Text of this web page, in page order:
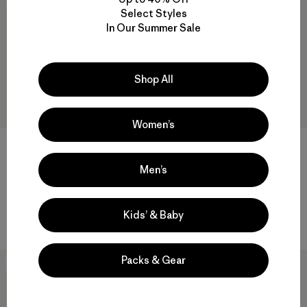
Disperser Roll-Top Pack 40L
$ 136,99
Valoración: 4.6 / 5
Compara
Kids' Refugito Daypack 15L
$ 85
30% Off
Select Styles
In Our Summer Sale
Shop All
Women’s
Men’s
Kids’ & Baby
Packs & Gear